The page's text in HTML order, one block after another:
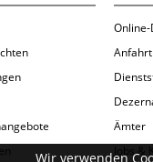
Ämter
Jobs &
Wir verwenden